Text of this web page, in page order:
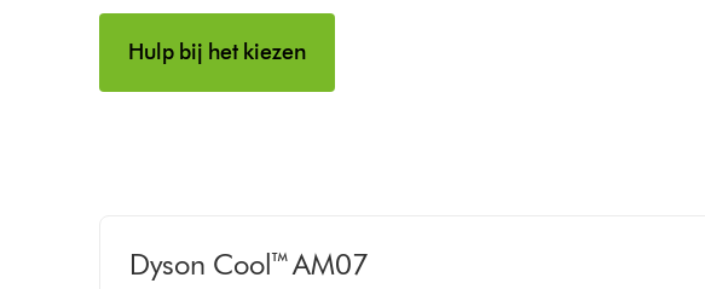
Hulp bij het kiezen
Dyson Cool™ AM07